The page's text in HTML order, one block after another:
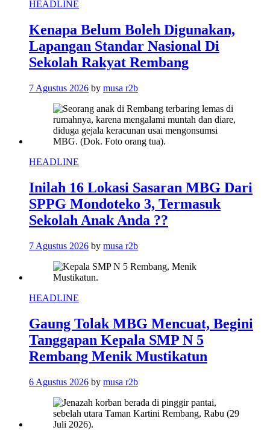
HEADLINE
Kenapa Belum Boleh Digunakan,
Lapangan Standar Nasional Di
Sekolah Rakyat Rembang
7 Agustus 2026 by musa r2b
HEADLINE
Inilah 16 Lokasi Sasaran MBG Dari
SPPG Mondoteko 3, Termasuk
Sekolah Anak Anda ??
7 Agustus 2026 by musa r2b
HEADLINE
Gaung Tolak MBG Mencuat, Begini
Tanggapan Kepala SMP N 5
Rembang Menik Mustikatun
6 Agustus 2026 by musa r2b